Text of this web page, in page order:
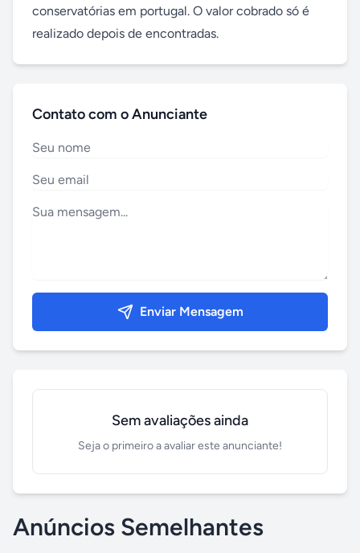
conservatórias em portugal. O valor cobrado só é
realizado depois de encontradas.
Contato com o Anunciante
Enviar Mensagem
Sem avaliações ainda
Seja o primeiro a avaliar este anunciante!
Anúncios Semelhantes